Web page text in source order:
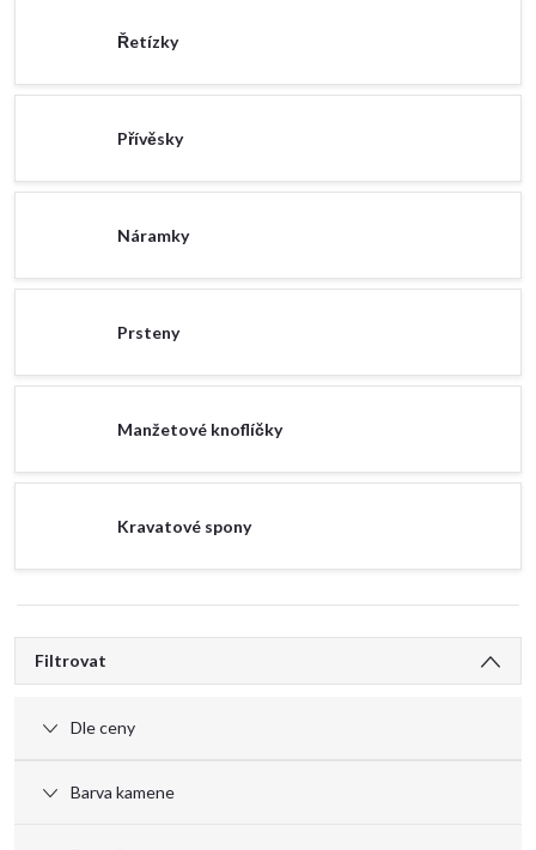
Řetízky
Přívěsky
Náramky
Prsteny
Manžetové knoflíčky
Kravatové spony
Filtrovat
Dle ceny
Barva kamene
V